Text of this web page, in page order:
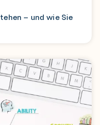
– und wie Sie